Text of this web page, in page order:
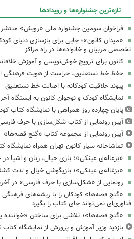
تازه‌ترین جشنواره‌ها و رویدادها
فراخوان سومین جشنواره ملی «رویش»
«میدان کانون»؛ جایی برای بازسازی دنیای
تخصصی مربیان و خانواده‌ها در راه مراکز
کانون برای ترویج خوش‌نویسی و آموزش
حفظ خط نستعلیق، حراست از هویت فرهنگی
پیوند خلاقیت کودکانه با اصالت خط نستعلیق
نمایشگاه کودک و نوجوان کانون به ایستگاه
پایان چهارده روز همراهی با نمایشگاه کتاب
آیین رونمایی از کتاب شکل‌سازی با حرف
آیین رونمایی از مجموعه کتاب «گنج قصه‌ها»
تماشاخانه سیار کانون تهران همراه
«بزغاله‌ی عینکی»؛ بازیِ خیال، زبان و اشیا
«بزغاله‌ی عینکی»؛ بازیگوشی خیال و لذت
رونمایی از «شکل‌سازی با حرف فارسی» در
«گنج قصه‌ها» کودکان را با ریشه‌های فرهنگی
فناوری‌ای نمی‌تواند جای کتاب را بگیرد
«گنج قصه‌ها»؛ تلاشی برای ساختن «خواننده
بازدید وزیر آموزش و پرورش از نمایشگاه